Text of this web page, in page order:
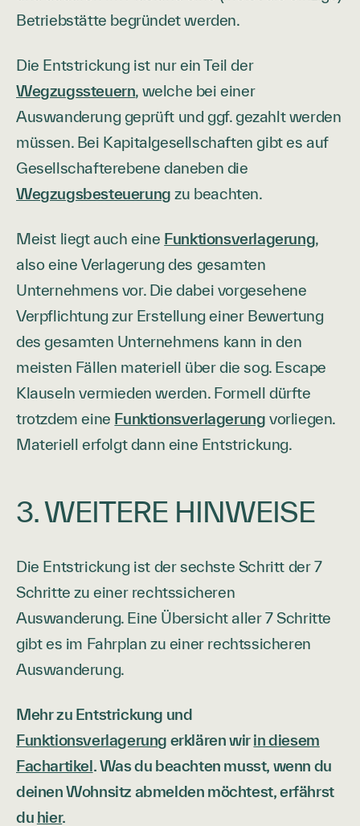
Betriebstätte begründet werden.
Die Entstrickung ist nur ein Teil der
Wegzugssteuern, welche bei einer
Auswanderung geprüft und ggf. gezahlt werden
müssen. Bei Kapitalgesellschaften gibt es auf
Gesellschafterebene daneben die
Wegzugsbesteuerung zu beachten.
Meist liegt auch eine Funktionsverlagerung,
also eine Verlagerung des gesamten
Unternehmens vor. Die dabei vorgesehene
Verpflichtung zur Erstellung einer Bewertung
des gesamten Unternehmens kann in den
meisten Fällen materiell über die sog. Escape
Klauseln vermieden werden. Formell dürfte
trotzdem eine Funktionsverlagerung vorliegen.
Materiell erfolgt dann eine Entstrickung.
3. WEITERE HINWEISE
Die Entstrickung ist der sechste Schritt der 7
Schritte zu einer rechtssicheren
Auswanderung. Eine Übersicht aller 7 Schritte
gibt es im Fahrplan zu einer rechtssicheren
Auswanderung.
Mehr zu Entstrickung und
Funktionsverlagerung erklären wirin diesem
Fachartikel. Was du beachten musst, wenn du
deinen Wohnsitz abmelden möchtest, erfährst
du hier.